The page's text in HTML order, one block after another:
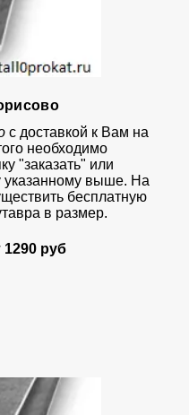
с доставкой к Вам на
необходимо
"заказать" или
указанному выше. На
бесплатную
в размер.
1290 руб